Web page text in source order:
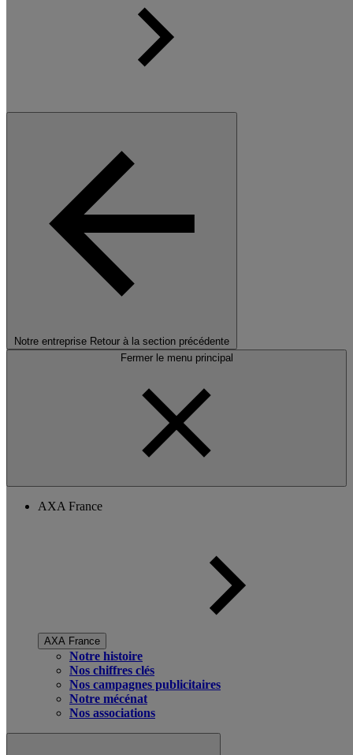
Notre entreprise Retour à la section précédente
Fermer le menu principal
AXA France
AXA France
Notre histoire
Nos chiffres clés
Nos campagnes publicitaires
Notre mécénat
Nos associations